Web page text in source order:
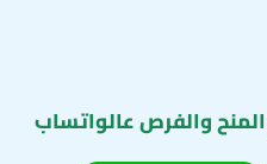
المنح والفرص عالواتساب